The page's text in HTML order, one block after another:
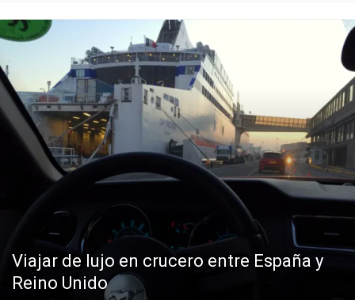
Thru
My
Viajar de lujo en crucero entre España y
Reino Unido